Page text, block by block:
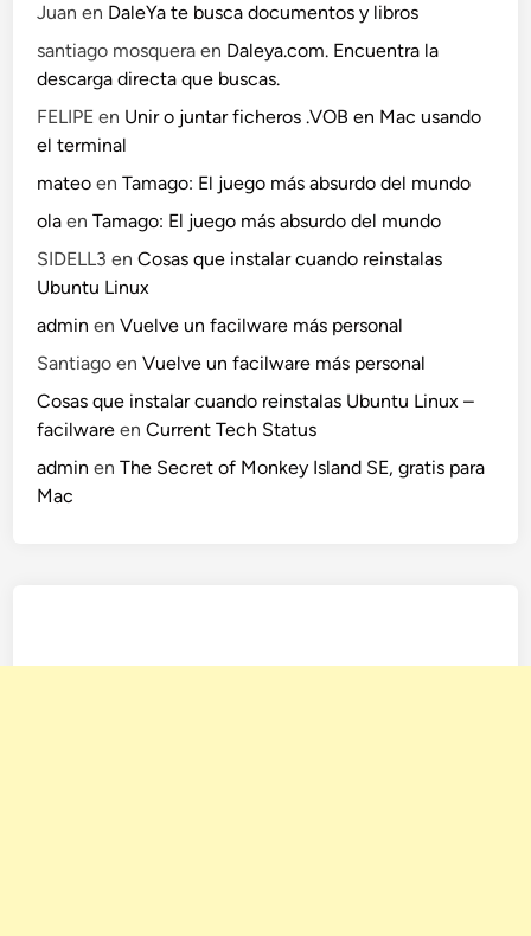
Juan en DaleYa te busca documentos y libros
santiago mosquera en Daleya.com. Encuentra la
descarga directa que buscas.
FELIPE en Unir o juntar ficheros .VOB en Mac usando
el terminal
mateo enTamago: El juego más absurdo del mundo
ola enTamago: El juego más absurdo del mundo
SIDELL3 enCosas que instalar cuando reinstalas
Ubuntu Linux
admin enVuelve un facilware más personal
Santiago enVuelve un facilware más personal
Cosas que instalar cuando reinstalas Ubuntu Linux –
facilware enCurrent Tech Status
admin enThe Secret of Monkey Island SE, gratis para
Mac